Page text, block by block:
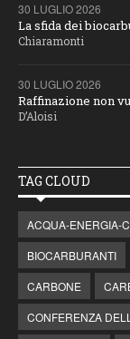
30 LUGLIO 2026
La sfida dei
Chiaramonti
30 LUGLIO 2026
Raffinazione non
D’Aloisi
TAG CLOUD
ACQUA-ENERGIA-
BIOCARBURANTI
CARBONE
CONFERENZA